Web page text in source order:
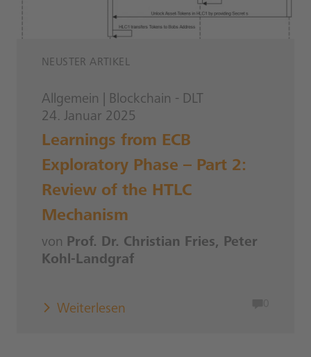
NEUSTER ARTIKEL
Allgemein
Blockchain - DLT
24. Januar 2025
Learnings from ECB
Exploratory Phase – Part 2:
Review of the HTLC
Mechanism
von Prof. Dr. Christian Fries, Peter
Kohl-Landgraf
Weiterlesen